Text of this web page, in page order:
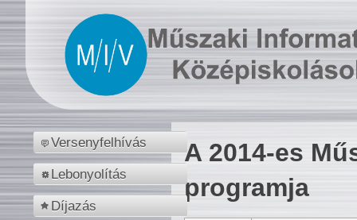
Versenyfelhívás
Lebonyolítás
Díjazás
A 2014-es
programja